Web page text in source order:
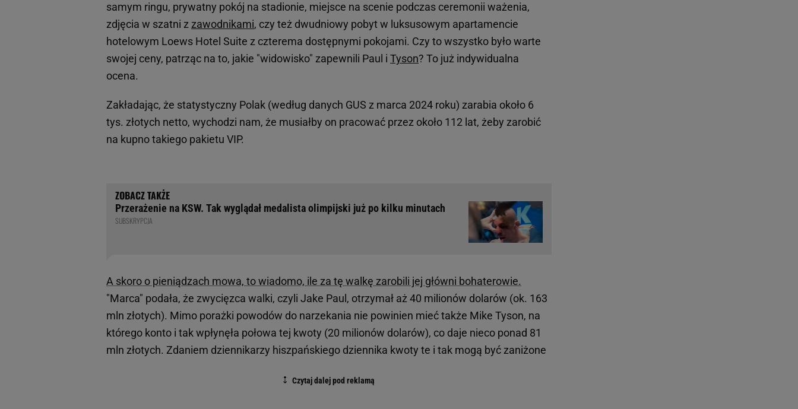
samym ringu, prywatny pokój na stadionie, miejsce na scenie podczas ceremonii ważenia,
zdjęcia w szatni z zawodnikami, czy też dwudniowy pobyt w luksusowym apartamencie
hotelowym Loews Hotel Suite z czterema dostępnymi pokojami. Czy to wszystko było warte
swojej ceny, patrząc na to, jakie "widowisko" zapewnili Paul i Tyson? To już indywidualna
ocena.
Zakładając, że statystyczny Polak (według danych GUS z marca 2024 roku) zarabia około 6
tys. złotych netto, wychodzi nam, że musiałby on pracować przez około 112 lat, żeby zarobić
na kupno takiego pakietu VIP.
Przerażenie na KSW. Tak wyglądał medalista olimpijski już po kilku minutach
SUBSKRYPCJA
A skoro o pieniądzach mowa, to wiadomo, ile za tę walkę zarobili jej główni bohaterowie.
"Marca" podała, że zwycięzca walki, czyli Jake Paul, otrzymał aż 40 milionów dolarów (ok. 163
mln złotych). Mimo porażki powodów do narzekania nie powinien mieć także Mike Tyson, na
którego konto i tak wpłynęła połowa tej kwoty (20 milionów dolarów), co daje nieco ponad 81
mln złotych. Zdaniem dziennikarzy hiszpańskiego dziennika kwoty te i tak mogą być zaniżone